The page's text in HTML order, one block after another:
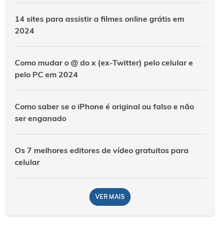
14 sites para assistir a filmes online grátis em
2024
Como mudar o @ do x (ex-Twitter) pelo celular e
pelo PC em 2024
Como saber se o iPhone é original ou falso e não
ser enganado
Os 7 melhores editores de vídeo gratuitos para
celular
VER MAIS